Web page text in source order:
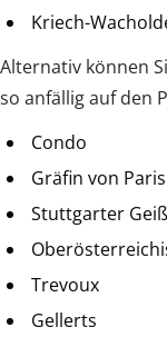
Kriech-
Alternativ können
so anfällig auf den
Condo
Gräfin von Paris
Stuttgarter
Trevoux
Gellerts